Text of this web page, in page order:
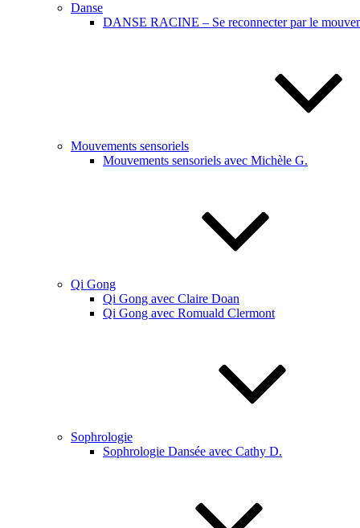
Danse
DANSE RACINE – Se reconnecter par le
Mouvements sensoriels
Mouvements sensoriels avec Michèle G.
Qi Gong
Qi Gong avec Claire Doan
Qi Gong avec Romuald Clermont
Sophrologie
Sophrologie Dansée avec Cathy D.